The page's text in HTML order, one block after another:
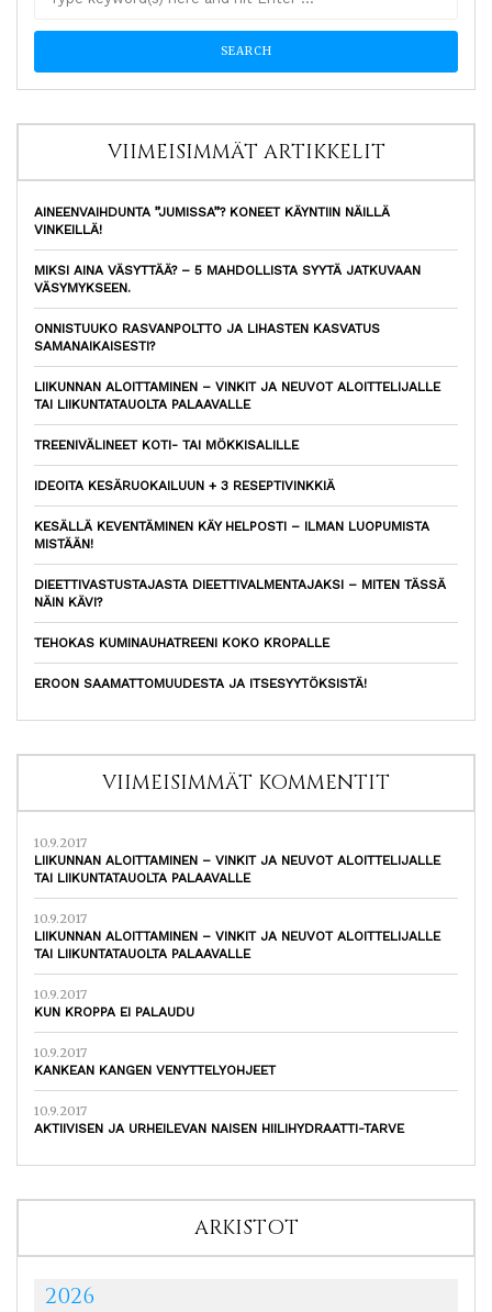
VIIMEISIMMÄT ARTIKKELIT
AINEENVAIHDUNTA ”JUMISSA”? KONEET KÄYNTIIN NÄILLÄ
VINKEILLÄ!
MIKSI AINA VÄSYTTÄÄ? – 5 MAHDOLLISTA SYYTÄ JATKUVAAN
VÄSYMYKSEEN.
ONNISTUUKO RASVANPOLTTO JA LIHASTEN KASVATUS
SAMANAIKAISESTI?
LIIKUNNAN ALOITTAMINEN – VINKIT JA NEUVOT ALOITTELIJALLE
TAI LIIKUNTATAUOLTA PALAAVALLE
TREENIVÄLINEET KOTI- TAI MÖKKISALILLE
IDEOITA KESÄRUOKAILUUN + 3 RESEPTIVINKKIÄ
KESÄLLÄ KEVENTÄMINEN KÄY HELPOSTI – ILMAN LUOPUMISTA
MISTÄÄN!
DIEETTIVASTUSTAJASTA DIEETTIVALMENTAJAKSI – MITEN TÄSSÄ
NÄIN KÄVI?
TEHOKAS KUMINAUHATREENI KOKO KROPALLE
EROON SAAMATTOMUUDESTA JA ITSESYYTÖKSISTÄ!
VIIMEISIMMÄT KOMMENTIT
10.9.2017
LIIKUNNAN ALOITTAMINEN – VINKIT JA NEUVOT ALOITTELIJALLE
TAI LIIKUNTATAUOLTA PALAAVALLE
10.9.2017
LIIKUNNAN ALOITTAMINEN – VINKIT JA NEUVOT ALOITTELIJALLE
TAI LIIKUNTATAUOLTA PALAAVALLE
10.9.2017
KUN KROPPA EI PALAUDU
10.9.2017
KANKEAN KANGEN VENYTTELYOHJEET
10.9.2017
AKTIIVISEN JA URHEILEVAN NAISEN HIILIHYDRAATTI-TARVE
ARKISTOT
2026